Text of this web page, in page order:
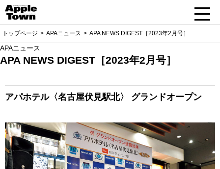
トップページ APAニュース APA NEWS DIGEST［2023年2月号］
APAニュース
APA NEWS DIGEST［2023年2月号］
アパホテル〈名古屋伏見駅北〉 グランドオープン